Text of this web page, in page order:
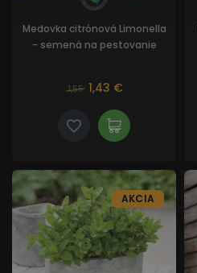
Medovka citrónová Limonella
- semená na pestovanie
1,55 1,43 €
AKCIA